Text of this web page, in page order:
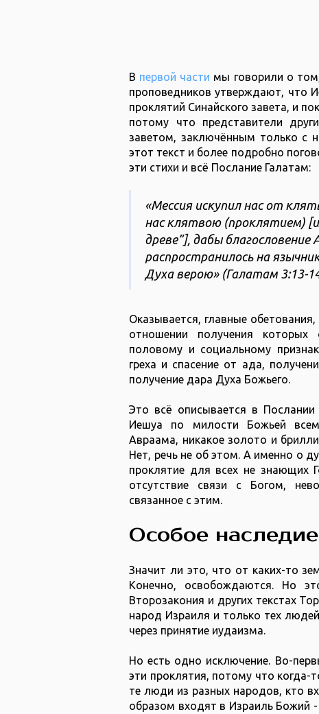
В первой части мы говорили о
проповедников утверждают, что
проклятий Синайского завета, и
потому что представители
заветом, заключённым только с
этот текст и более подробно
эти стихи и всё Послание Галатам:
«Мессия искупил нас от
нас клятвою (проклятием)
древе”], дабы
распространилось на
Духа верою» (Галатам 3:13-
Оказывается, главные
отношении получения которых
половому и социальному
греха и спасение от ада,
получение дара Духа Божьего.
Это всё описывается в
Иешуа по милости Божьей
Авраама, никакое золото и
Нет, речь не об этом. А именно о
проклятие для всех не знающих
отсутствие связи с Богом,
связанное с этим.
Особое
Значит ли это, что от каких-то
Конечно, освобождаются. Но
Второзакония и других текстах
народ Израиля и только тех
через принятие иудаизма.
Но есть одно исключение. Во-
эти проклятия, потому что
те люди из разных народов, кто
образом входят в Израиль Божий -